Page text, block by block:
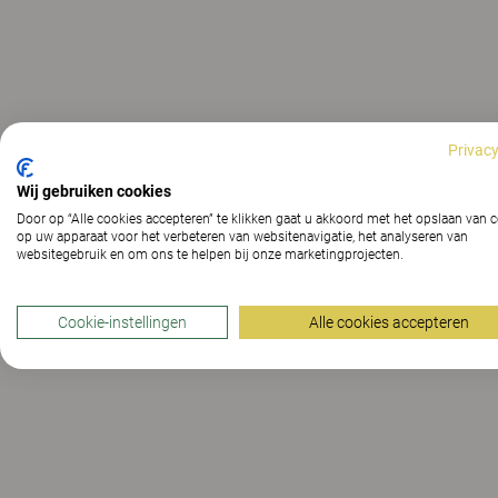
Wij gebruiken cookies
Door op “Alle cookies accepteren” te klikken gaat u akkoord met het opslaan van
op uw apparaat voor het verbeteren van websitenavigatie, het analyseren van
websitegebruik en om ons te helpen bij onze marketingprojecten.
Cookie-instellingen Alle cookies accepteren